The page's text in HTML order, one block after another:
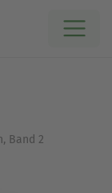
Band 2